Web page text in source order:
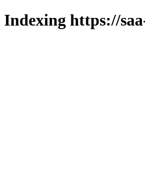
Indexing https://